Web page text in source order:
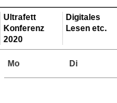
Ultrafett
Konferenz
2020
Digitales
Lesen etc.
Mo Di